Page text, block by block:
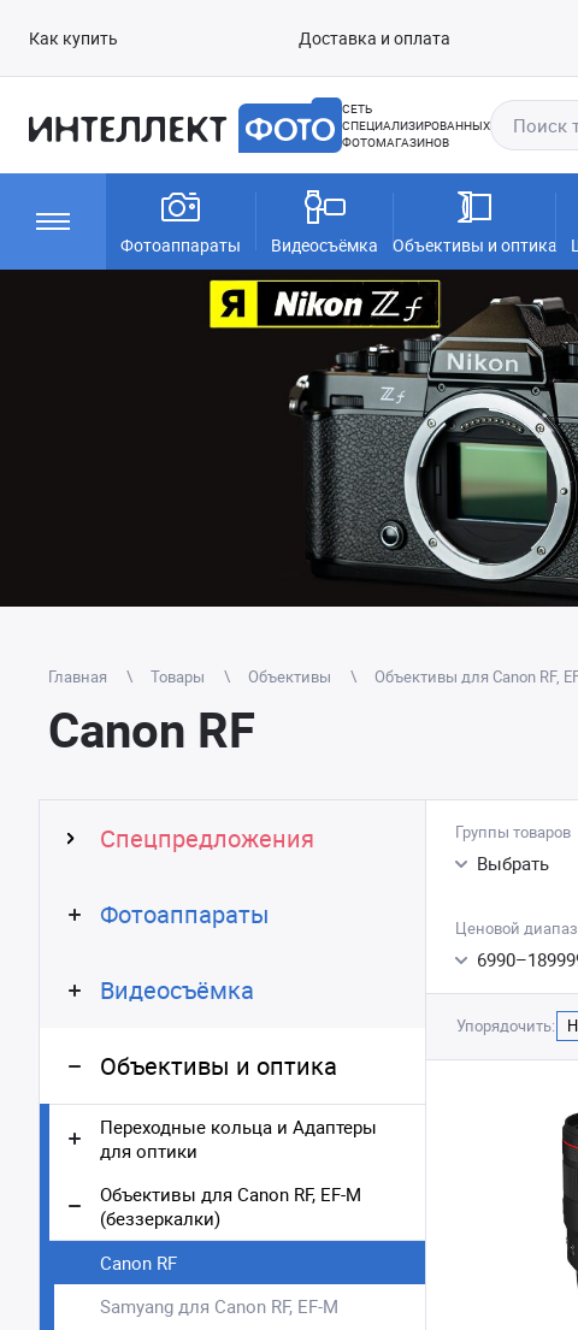
Как купить Доставка и оплата
СЕТЬ
СПЕЦИАЛИЗИРОВАННЫХ
ФОТОМАГАЗИНОВ
Фотоаппараты Видеосъёмка Объективы и оптика
Главная Товары Объективы Объективы для Canon RF,
Canon RF
Спецпредложения
Фотоаппараты
Видеосъёмка
Объективы и оптика
Переходные кольца и Адаптеры
для оптики
Объективы для Canon RF, EF-M
(беззеркалки)
Canon RF
Samyang для Canon RF, EF-M
Группы товаров
Выбрать
Ценовой
6990–
Упорядочить: